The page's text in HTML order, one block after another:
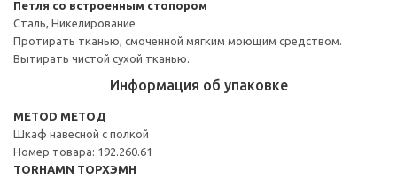
Петля со встроенным стопором
Сталь, Никелирование
Протирать тканью, смоченной мягким моющим средством.
Вытирать чистой сухой тканью.
Информация об упаковке
METOD МЕТОД
Шкаф навесной с полкой
Номер товара: 192.260.61
TORHAMN ТОРХЭМН